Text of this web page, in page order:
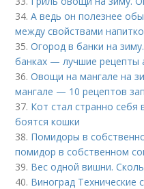
34.А ведь он полезнее
между свойствами
35.Огород в банки на
банках — лучшие рецепты
36.Овощи на мангале на
мангале — 10 рецептов
37. Кот стал странно себя
боятся кошки
38. Помидоры в
помидор в собственном
39. Вес одной вишни.
40. Виноград Технические